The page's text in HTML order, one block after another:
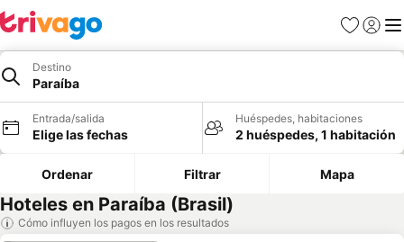
Favoritos
Iniciar
Destino
Paraíba
Entrada/salida
Elige las fechas
Huéspedes, habitaciones
2 huéspedes, 1 habitación
Ordenar Filtrar Mapa
Hoteles en Paraíba (Brasil)
Cómo influyen los pagos en los resultados